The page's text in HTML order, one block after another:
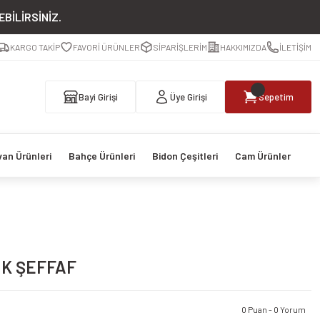
KARGO TAKİP FAVORİ ÜRÜNLER SİPARİŞLERİM HAKKIMIZDA İLETİŞİM
Bayi Girişi Üye Girişi Sepetim
Ürünleri Bahçe Ürünleri Bidon Çeşitleri Cam Ürünler
ŞEFFAF
0 Puan - 0 Yorum